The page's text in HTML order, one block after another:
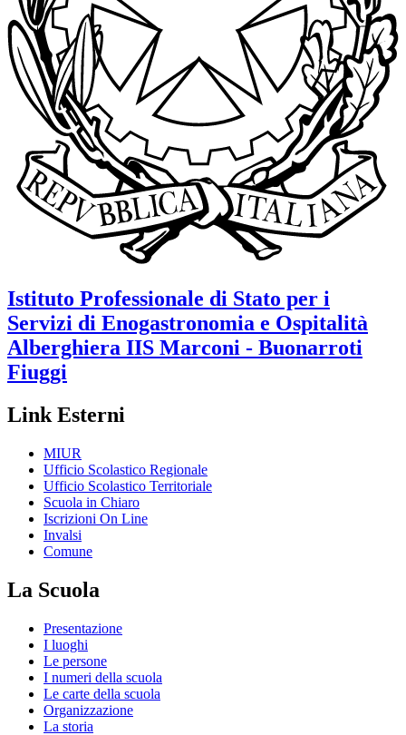
Istituto Professionale di Stato per i
Servizi di Enogastronomia e Ospitalità
Alberghiera IIS Marconi - Buonarroti
Fiuggi
Link Esterni
MIUR
Ufficio Scolastico Regionale
Ufficio Scolastico Territoriale
Scuola in Chiaro
Iscrizioni On Line
Invalsi
Comune
La Scuola
Presentazione
I luoghi
Le persone
I numeri della scuola
Le carte della scuola
Organizzazione
La storia